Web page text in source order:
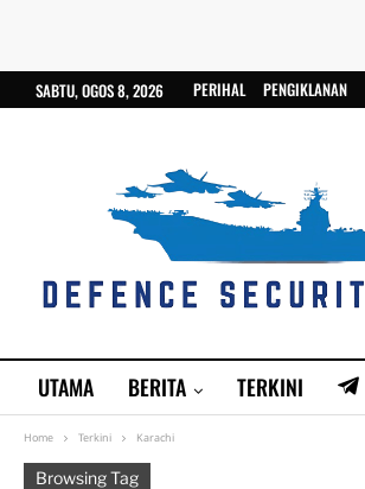
SABTU, OGOS 8, 2026 PERIHAL PENGIKLANAN
UTAMA BERITA TERKINI
Home Terkini Karachi
Browsing Tag